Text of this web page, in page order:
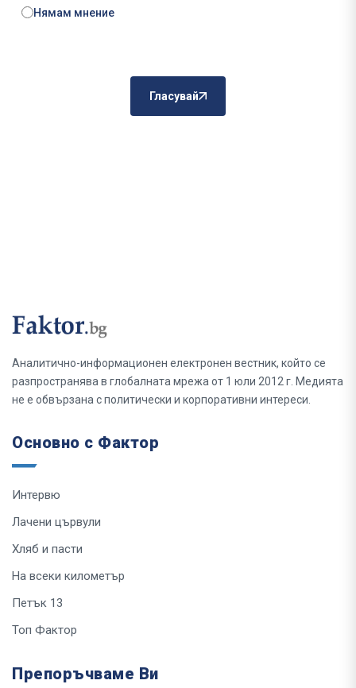
Нямам мнение
Гласувай
Аналитично-информационен електронен вестник, който се
разпространява в глобалната мрежа от 1 юли 2012 г. Медията
не е обвързана с политически и корпоративни интереси.
Основно с Фактор
Интервю
Лачени цървули
Хляб и пасти
На всеки километър
Петък 13
Топ Фактор
Препоръчваме Ви